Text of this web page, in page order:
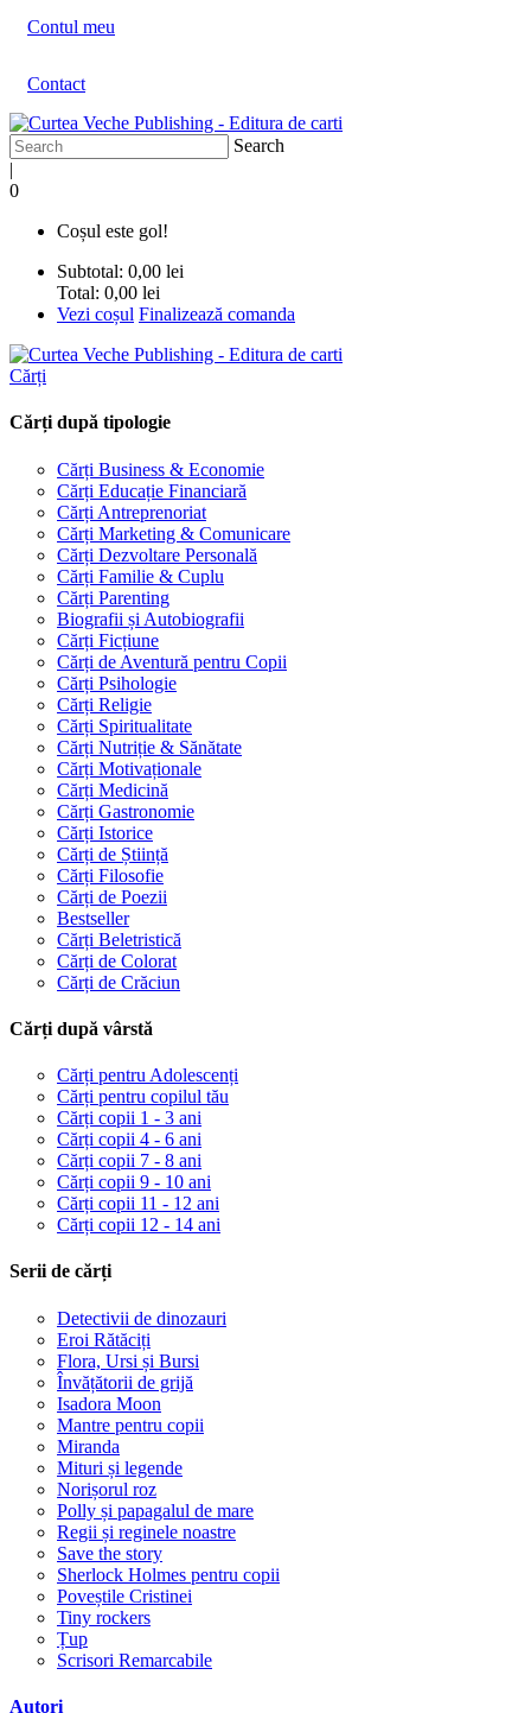
Contul meu
Contact
Search
|
0
Coșul este gol!
Subtotal: 0,00 lei
Total: 0,00 lei
Vezi coșul Finalizează comanda
Cărți
Cărți după tipologie
Cărți Business & Economie
Cărți Educație Financiară
Cărți Antreprenoriat
Cărți Marketing & Comunicare
Cărți Dezvoltare Personală
Cărți Familie & Cuplu
Cărți Parenting
Biografii și Autobiografii
Cărți Ficțiune
Cărți de Aventură pentru Copii
Cărți Psihologie
Cărți Religie
Cărți Spiritualitate
Cărți Nutriție & Sănătate
Cărți Motivaționale
Cărți Medicină
Cărți Gastronomie
Cărți Istorice
Cărți de Știință
Cărți Filosofie
Cărți de Poezii
Bestseller
Cărți Beletristică
Cărți de Colorat
Cărți de Crăciun
Cărți după vârstă
Cărți pentru Adolescenți
Cărți pentru copilul tău
Cărți copii 1 - 3 ani
Cărți copii 4 - 6 ani
Cărți copii 7 - 8 ani
Cărți copii 9 - 10 ani
Cărți copii 11 - 12 ani
Cărți copii 12 - 14 ani
Serii de cărți
Detectivii de dinozauri
Eroi Rătăciți
Flora, Ursi și Bursi
Învățătorii de grijă
Isadora Moon
Mantre pentru copii
Miranda
Mituri și legende
Norișorul roz
Polly și papagalul de mare
Regii și reginele noastre
Save the story
Sherlock Holmes pentru copii
Poveștile Cristinei
Tiny rockers
Țup
Scrisori Remarcabile
Autori